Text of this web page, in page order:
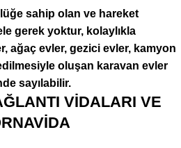
sahip olan ve hareket
gerek yoktur, kolaylıkla
ağaç evler, gezici evler, kamyon
oluşan karavan evler
sayılabilir.
VİDALARI VE